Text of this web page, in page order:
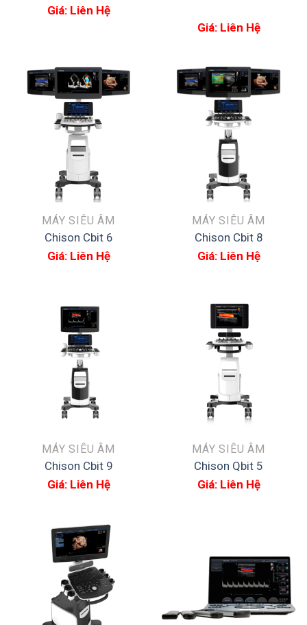
Giá: Liên Hệ
Giá: Liên Hệ
MÁY SIÊU ÂM
Chison Cbit 6
Giá: Liên Hệ
MÁY SIÊU ÂM
Chison Cbit 8
Giá: Liên Hệ
MÁY SIÊU ÂM
Chison Cbit 9
Giá: Liên Hệ
MÁY SIÊU ÂM
Chison Qbit 5
Giá: Liên Hệ